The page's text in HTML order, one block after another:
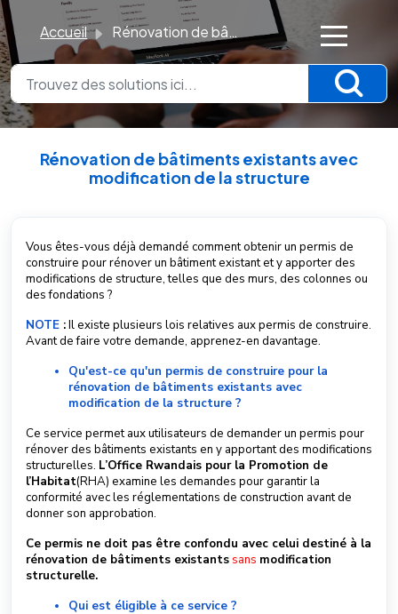
Accueil Rénovation de bâtiments existants avec modification de la structure
×
K
n
o
d
g
e
B
a
S
u
b
m
i
t
a
T
i
Rénovation de bâtiments existants avec
modification de la structure
Vous êtes-vous déjà demandé comment obtenir un permis de
construire pour rénover un bâtiment existant et y apporter des
modifications de structure, telles que des murs, des colonnes ou
des fondations ?
NOTE :Il existe plusieurs lois relatives aux permis de construire.
Avant de faire votre demande, apprenez-en davantage.
Qu'est-ce qu'un permis de construire pour la
rénovation de bâtiments existants avec
modification de la structure ?
Ce service permet aux utilisateurs de demander un permis pour
rénover des bâtiments existants en y apportant des modifications
structurelles. L’Office Rwandais pour la Promotion de
l’Habitat(RHA) examine les demandes pour garantir la
conformité avec les réglementations de construction avant de
donner son approbation.
Ce permis ne doit pas être confondu avec celui destiné à la
rénovation de bâtiments existantssans modification
structurelle.
Qui est éligible à ce service ?